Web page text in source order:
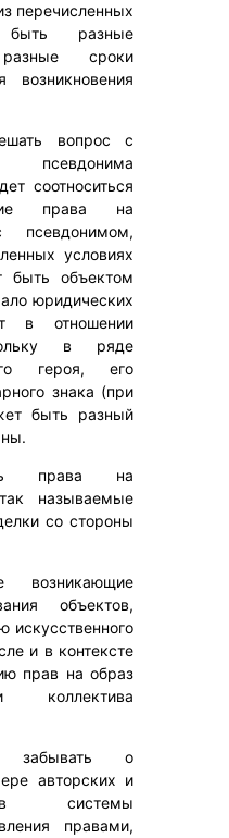
перечисленных
быть разные
разные сроки
возникновения
вопрос с
псевдонима
соотноситься
права на
условиях
объектом
юридических
в отношении
в ряде
героя, его
знака (при
быть разный
права на
называемые
со стороны
объектов,
искусственного
и в контексте
прав на образ
коллектива
забывать о
авторских и
системы
правами,